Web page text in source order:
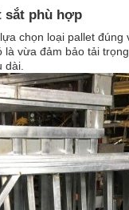
sắt phù hợp
chọn loại pallet đúng
là vừa đảm bảo tải
dài.